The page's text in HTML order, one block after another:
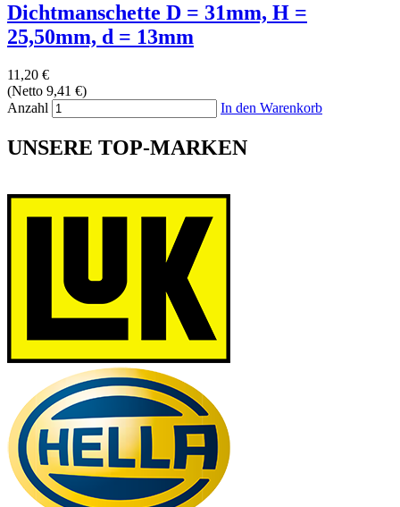
Dichtmanschette D = 31mm, H =
25,50mm, d = 13mm
11,20 €
(Netto 9,41 €)
Anzahl
In den Warenkorb
UNSERE TOP-MARKEN